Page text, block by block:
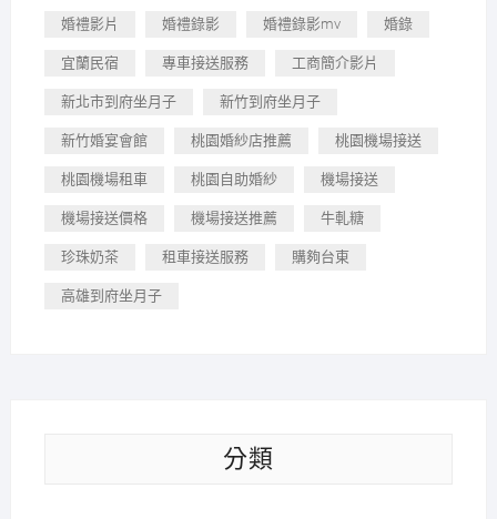
婚禮影片 婚禮錄影 婚禮錄影mv 婚錄
宜蘭民宿 專車接送服務 工商簡介影片
新北市到府坐月子 新竹到府坐月子
新竹婚宴會館 桃園婚紗店推薦 桃園機場接送
桃園機場租車 桃園自助婚紗 機場接送
機場接送價格 機場接送推薦 牛軋糖
珍珠奶茶 租車接送服務 購夠台東
高雄到府坐月子
分類